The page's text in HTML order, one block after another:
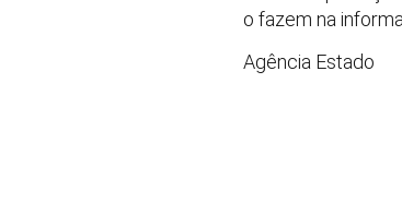
o fazem na
Agência Estado